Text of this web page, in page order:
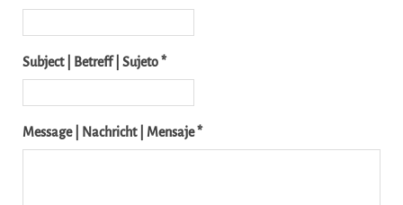
Subject | Betreff | Sujeto *
Message | Nachricht | Mensaje *